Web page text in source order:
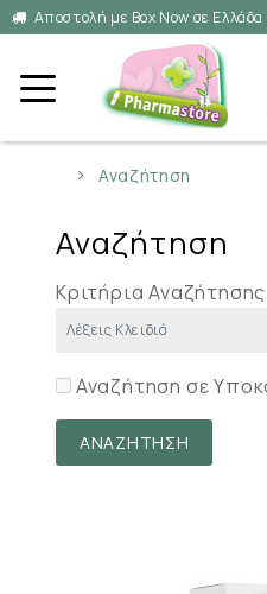
Αποστολή με Box Now σε
Αναζήτηση
Αναζήτηση
Κριτήρια Αναζήτησης
Αναζήτηση σε